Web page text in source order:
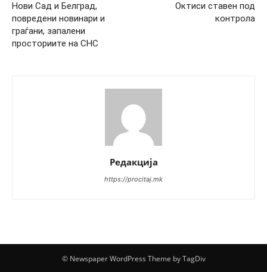
Нови Сад и Белград,
повредени новинари и
граѓани, запалени
просториите на СНС
Октиси ставен под
контрола
Редакција
https://procitaj.mk
© Newspaper WordPress Theme by TagDiv